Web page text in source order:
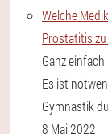
Welche
Prostatitis
Ganz
Es ist
Gymnastik
8 Mai 2022